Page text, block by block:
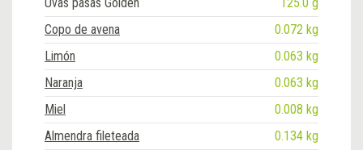
Uvas pasas Golden
125.0 g
Copo de avena
0.072 kg
Limón
0.063 kg
Naranja
0.063 kg
Miel
0.008 kg
Almendra fileteada
0.134 kg